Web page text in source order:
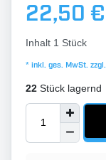
22,50 €
Inhalt 1 Stück
* inkl. ges. MwSt. zzgl.
22 Stück lagernd